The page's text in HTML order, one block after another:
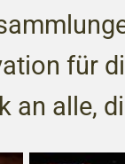
für
an alle,